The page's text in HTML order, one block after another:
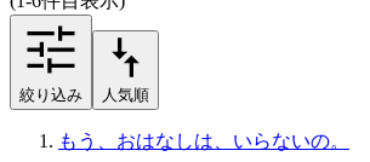
絞り込み 人気順
もう、おはなしは、いらないの。